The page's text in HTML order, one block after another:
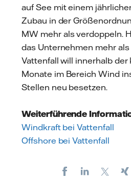
auf See mit einem
Zubau in der
MW mehr als verdoppeln.
das Unternehmen mehr
Vattenfall will innerhalb
Monate im Bereich Wind
Stellen neu besetzen.
Weiterführende
Windkraft bei Vattenfall
Offshore bei Vattenfall
FacebookLinkedIn